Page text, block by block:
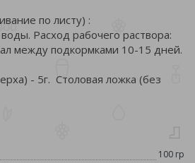
по листу) :
Расход рабочего раствора:
между подкормками 10-15 дней.
- 5г. Столовая ложка (без
100 гр